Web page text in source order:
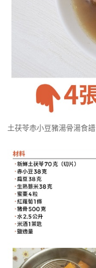
土茯苓赤小豆豬湯骨湯食譜